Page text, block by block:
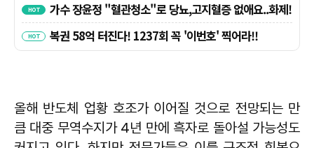
올해 반도체 업황 호조가 이어질 것으로 전망되는 만
큼 대중 무역수지가 4년 만에 흑자로 돌아설 가능성도